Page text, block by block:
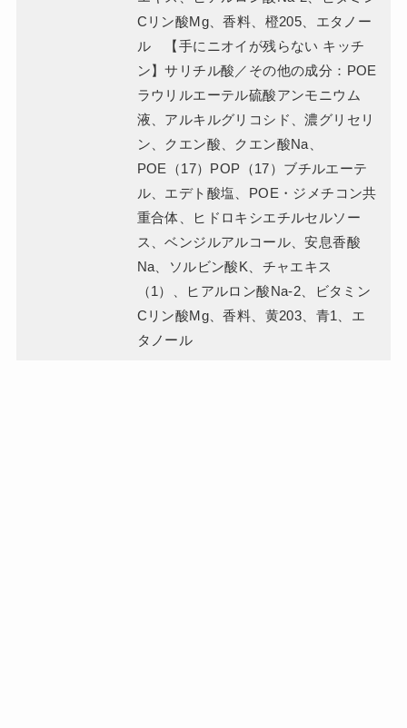
Cリン酸Mg、香料、橙205、エタノー
ル 【手にニオイが残らない キッチ
ン】サリチル酸／その他の成分：POE
ラウリルエーテル硫酸アンモニウム
液、アルキルグリコシド、濃グリセリ
ン、クエン酸、クエン酸Na、
POE（17）POP（17）ブチルエーテ
ル、エデト酸塩、POE・ジメチコン共
重合体、ヒドロキシエチルセルソー
ス、ベンジルアルコール、安息香酸
Na、ソルビン酸K、チャエキス
（1）、ヒアルロン酸Na-2、ビタミン
Cリン酸Mg、香料、黄203、青1、エ
タノール